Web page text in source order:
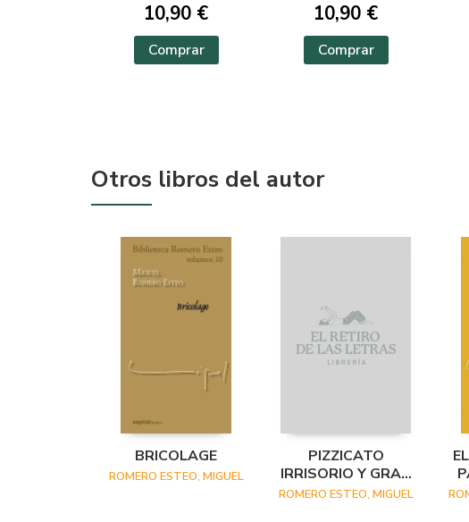
10,90 €
Comprar
10,90 €
Comprar
Otros libros del autor
BRICOLAGE
ROMERO ESTEO, MIGUEL
PIZZICATO
IRRISORIO Y GRAN
PAVANA DE
ROMERO ESTEO, MIGUEL